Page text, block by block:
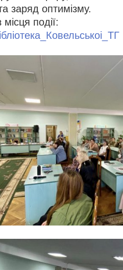
заряд оптимізму.
події: